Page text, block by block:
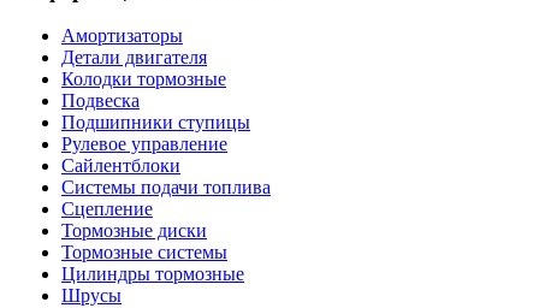
Амортизаторы
Детали двигателя
Колодки тормозные
Подвеска
Подшипники ступицы
Рулевое управление
Сайлентблоки
Системы подачи топлива
Сцепление
Тормозные диски
Тормозные системы
Цилиндры тормозные
Шрусы